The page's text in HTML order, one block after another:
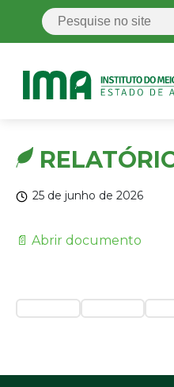
25 de junho de 2026
📄 Abrir documento